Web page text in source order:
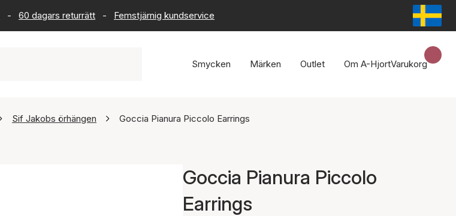
- 60 dagars returrätt - Femstjärnig kundservice
Smycken Märken Outlet Om A-HjortVarukorg
Sif Jakobs örhängen Goccia Pianura Piccolo Earrings
Goccia Pianura Piccolo
Earrings